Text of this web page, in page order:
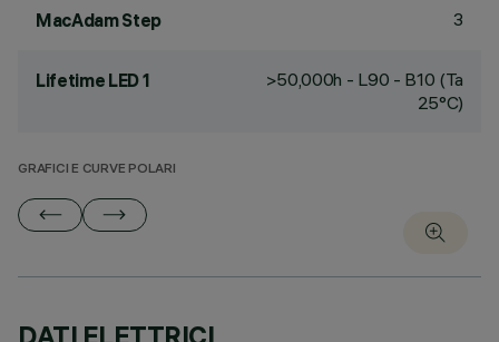
MacAdam Step 3
Lifetime LED 1
>50,000h - L90 - B10 (Ta
25°C)
GRAFICI E CURVE POLARI
DATI ELETTRICI